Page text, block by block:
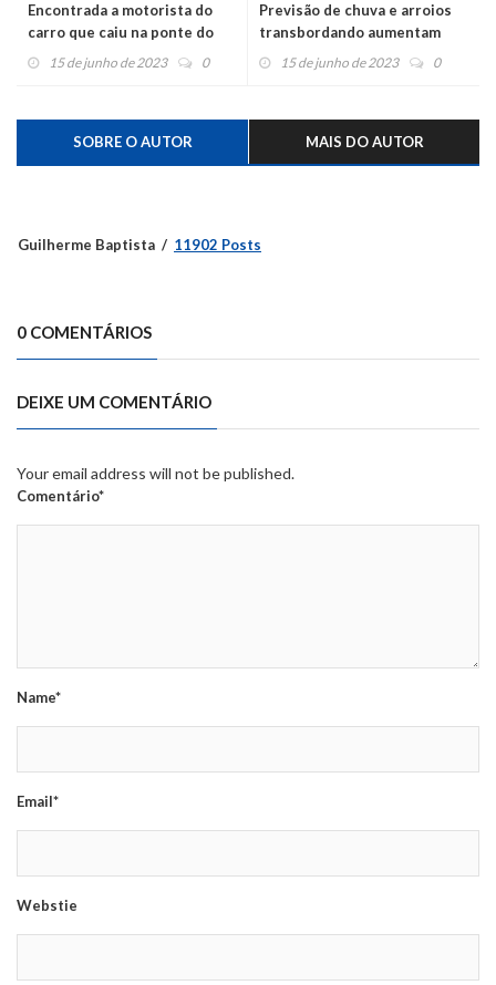
Encontrada a motorista do
carro que caiu na ponte do
Cadeia15 de junho de 2023 0
Previsão de chuva e arroios
transbordando aumentam
risco de enchente no rio Caí
15 de junho de 2023 0
SOBRE O AUTOR MAIS DO AUTOR
Guilherme Baptista 11902 Posts
0 COMENTÁRIOS
DEIXE UM COMENTÁRIO
Your email address will not be published.
Comentário*
Name*
Email*
Webstie